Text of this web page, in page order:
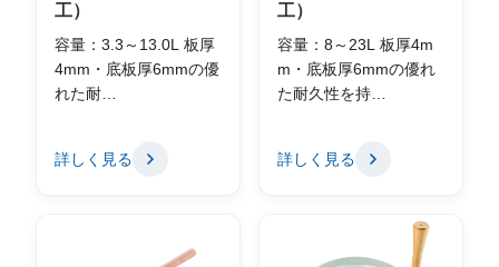
工）
容量：3.3～13.0L 板厚
4mm・底板厚6mmの優
れた耐…
詳しく見る
工）
容量：8～23L 板厚4m
m・底板厚6mmの優れ
た耐久性を持…
詳しく見る